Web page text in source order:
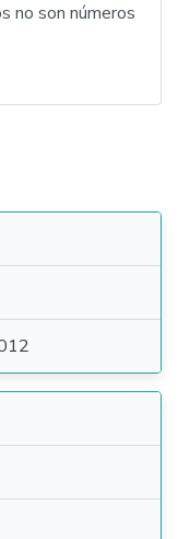
no son números